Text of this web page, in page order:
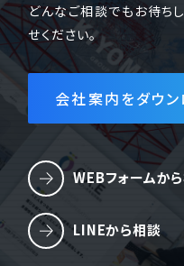
どんなご相談でもお待ち
せください。
会社案内をダウン
WEBフォームか
LINEから相談